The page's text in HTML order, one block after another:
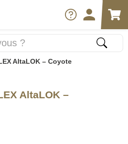
AltaLOK – Coyote
AltaLOK –